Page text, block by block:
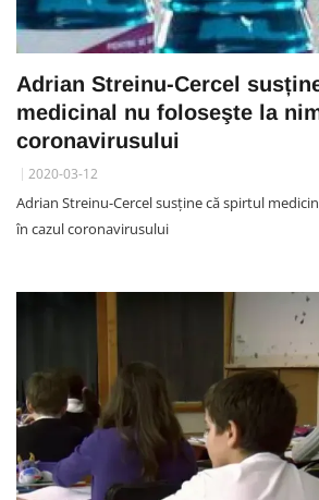
Adrian Streinu-Cercel
medicinal nu foloseşte la
coronavirusului
2020-03-12
Adrian Streinu-Cercel susține că spirtul
în cazul coronavirusului